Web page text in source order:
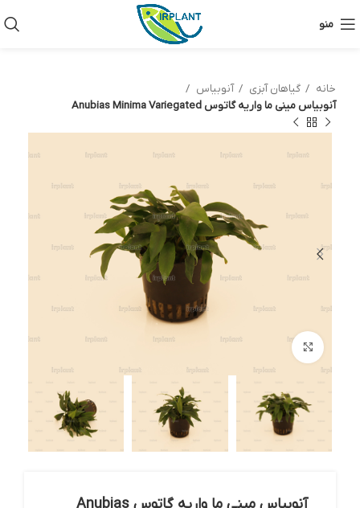
منو
خانه گیاهان آبزی
آنوبیاس
آنوبیاس مینی ما واریه گاتوس Anubias Minima Variegated
بزرگنمایی تصویر
آنوبیاس مینی ما واریه گاتوس Anubias